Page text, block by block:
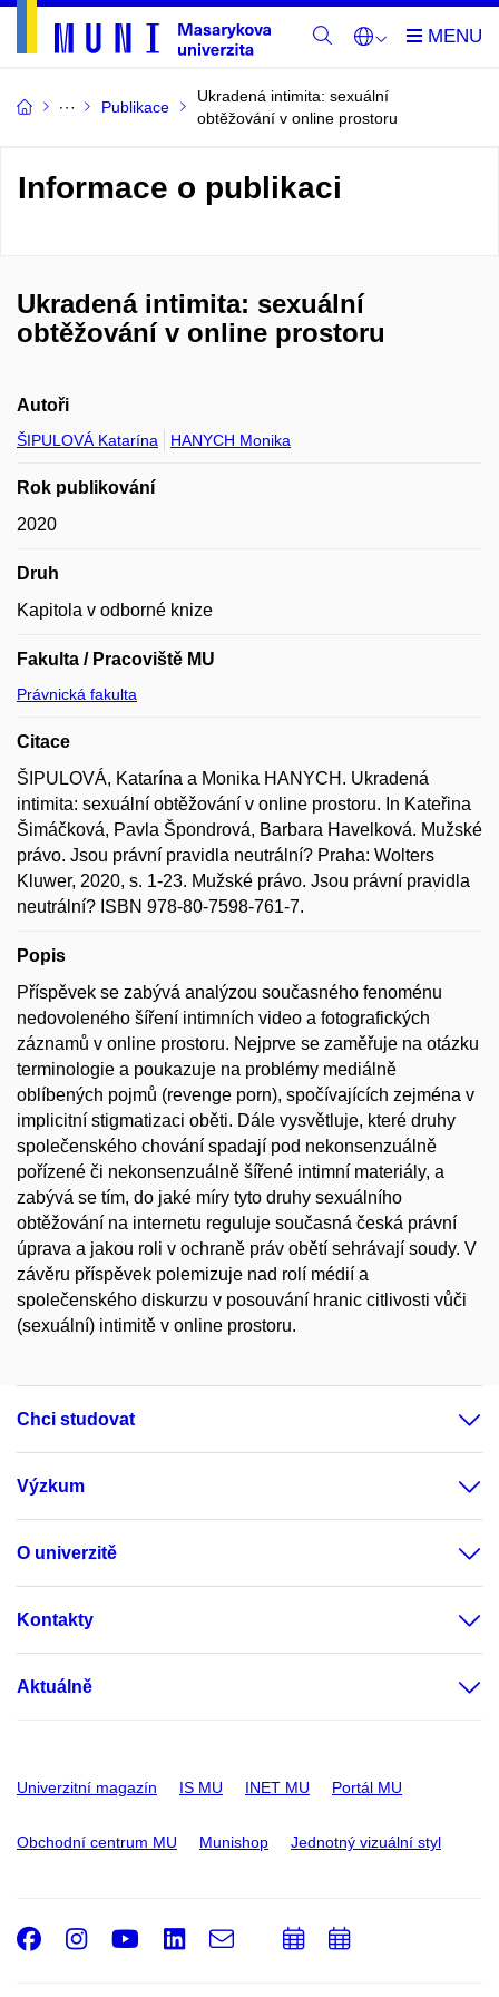
Publikace
Ukradená intimita: sexuální
obtěžování v online prostoru
Informace o publikaci
Ukradená intimita: sexuální
obtěžování v online prostoru
Autoři
ŠIPULOVÁ Katarína HANYCH Monika
Rok publikování
2020
Druh
Kapitola v odborné knize
Fakulta / Pracoviště MU
Právnická fakulta
Citace
ŠIPULOVÁ, Katarína a Monika HANYCH. Ukradená
intimita: sexuální obtěžování v online prostoru. In Kateřina
Šimáčková, Pavla Špondrová, Barbara Havelková. Mužské
právo. Jsou právní pravidla neutrální? Praha: Wolters
Kluwer, 2020, s. 1-23. Mužské právo. Jsou právní pravidla
neutrální? ISBN 978-80-7598-761-7.
Popis
Příspěvek se zabývá analýzou současného fenoménu
nedovoleného šíření intimních video a fotografických
záznamů v online prostoru. Nejprve se zaměřuje na otázku
terminologie a poukazuje na problémy mediálně
oblíbených pojmů (revenge porn), spočívajících zejména v
implicitní stigmatizaci oběti. Dále vysvětluje, které druhy
společenského chování spadají pod nekonsenzuálně
pořízené či nekonsenzuálně šířené intimní materiály, a
zabývá se tím, do jaké míry tyto druhy sexuálního
obtěžování na internetu reguluje současná česká právní
úprava a jakou roli v ochraně práv obětí sehrávají soudy. V
závěru příspěvek polemizuje nad rolí médií a
společenského diskurzu v posouvání hranic citlivosti vůči
(sexuální) intimitě v online prostoru.
Chci studovat
Výzkum
O univerzitě
Kontakty
Aktuálně
Univerzitní magazín IS MU INET MU Portál MU
Obchodní centrum MU Munishop Jednotný vizuální styl
Facebook
Instagram
Youtube
LinkedIn
e-
PřidatPřidat